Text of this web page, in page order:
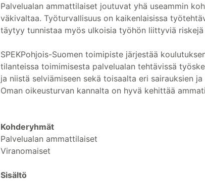
Palvelualan ammattilaiset joutuvat yhä useammin
väkivaltaa. Työturvallisuus on kaikenlaisissa
täytyy tunnistaa myös ulkoisia työhön liittyviä
SPEKPohjois-Suomen toimipiste järjestää
tilanteissa toimimisesta palvelualan tehtävissä
ja niistä selviämiseen sekä toisaalta eri sairauksien
Oman oikeusturvan kannalta on hyvä kehittää
Kohderyhmät
Palvelualan ammattilaiset
Viranomaiset
Sisältö